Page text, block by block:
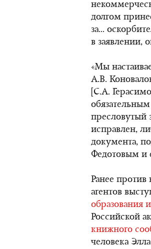
долгом
за...
в заявлении,
«Мы
А.В.
[С.А.
пресловутый
исправлен,
документа,
Федотовым и
Ранее против
агентов
образования
Российской
книжного
человека